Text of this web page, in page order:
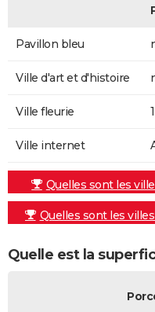
Pavillon bleu
Ville d'art et d'histoire
Ville fleurie
Ville internet
Quelles sont les
Quelles sont les
Quelle est la